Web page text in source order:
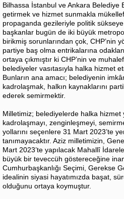
Bilhassa İstanbul ve Ankara Belediye
getirmek ve hizmet sunmakla
propaganda gezileriyle politik sükseye
başkanlar bugün de iki büyük
birikmiş sorunlarından çok, CHP’nin
partiye baş olma entrikalarına
ortaya çıkmıştır ki CHP’nin ve
belediyeler vasıtasıyla halka hizmet
Bunların ana amacı; belediyenin
kadrolaşmak, halkın kaynaklarını
ederek semirmektir.
Milletimiz; belediyelerde halka hizmet
kadrolaşmayı, zenginleşmeyi,
yollarını seçenlere 31 Mart 2023’te
tanımayacaktır. Aziz milletimizin,
Mart 2023’te yapılacak Mahallî
büyük bir teveccüh göstereceğine
Cumhurbaşkanlığı Seçimi, Gerekse
idealinin siyasi hayatımızda başat,
olduğunu ortaya koymuştur.